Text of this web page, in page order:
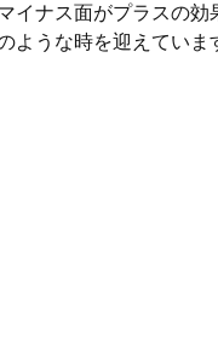
イナス面がプラスの効
ような時を迎えていま